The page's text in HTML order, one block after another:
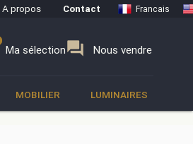
A propos Contact Francais
Ma sélectionforum Nous vendre
MOBILIER LUMINAIRES